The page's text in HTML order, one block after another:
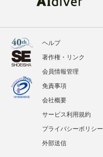
ヘルプ
著作権・リンク
会員情報管理
免責事項
会社概要
サービス利用規約
プライバシーポリシー
外部送信